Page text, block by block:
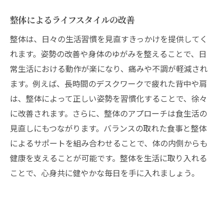
整体によるライフスタイルの改善
整体は、日々の生活習慣を見直すきっかけを提供してく
れます。姿勢の改善や身体のゆがみを整えることで、日
常生活における動作が楽になり、痛みや不調が軽減され
ます。例えば、長時間のデスクワークで疲れた背中や肩
は、整体によって正しい姿勢を習慣化することで、徐々
に改善されます。さらに、整体のアプローチは食生活の
見直しにもつながります。バランスの取れた食事と整体
によるサポートを組み合わせることで、体の内側からも
健康を支えることが可能です。整体を生活に取り入れる
ことで、心身共に健やかな毎日を手に入れましょう。